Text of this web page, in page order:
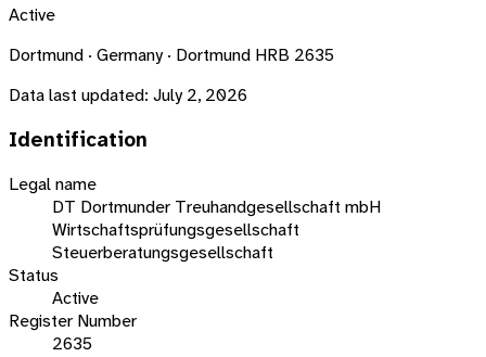
Active
Dortmund · Germany · Dortmund HRB 2635
Data last updated: July 2, 2026
Identification
Legal name
DT Dortmunder Treuhandgesellschaft mbH
Wirtschaftsprüfungsgesellschaft
Steuerberatungsgesellschaft
Status
Active
Register Number
2635